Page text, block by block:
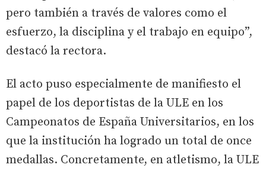
pero también a través de valores como el
esfuerzo, la disciplina y el trabajo en equipo”,
destacó la rectora.
El acto puso especialmente de manifiesto el
papel de los deportistas de la ULE en los
Campeonatos de España Universitarios, en los
que la institución ha logrado un total de once
medallas. Concretamente, en atletismo, la ULE